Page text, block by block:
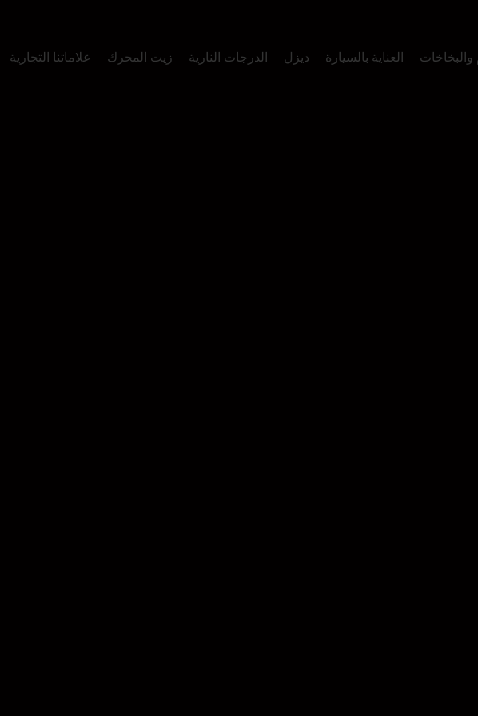
علاماتنا التجارية زيت المحرك الدرجات النارية ديزل العناية بالسيارة